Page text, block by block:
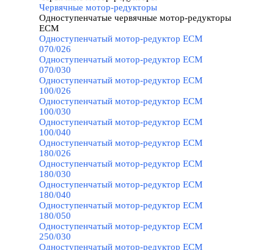
Червячные мотор-редукторы
Одноступенчатые червячные мотор-редукторы
ECM
Одноступенчатый мотор-редуктор ECM
070/026
Одноступенчатый мотор-редуктор ECM
070/030
Одноступенчатый мотор-редуктор ECM
100/026
Одноступенчатый мотор-редуктор ECM
100/030
Одноступенчатый мотор-редуктор ECM
100/040
Одноступенчатый мотор-редуктор ECM
180/026
Одноступенчатый мотор-редуктор ECM
180/030
Одноступенчатый мотор-редуктор ECM
180/040
Одноступенчатый мотор-редуктор ECM
180/050
Одноступенчатый мотор-редуктор ECM
250/030
Одноступенчатый мотор-редуктор ECM